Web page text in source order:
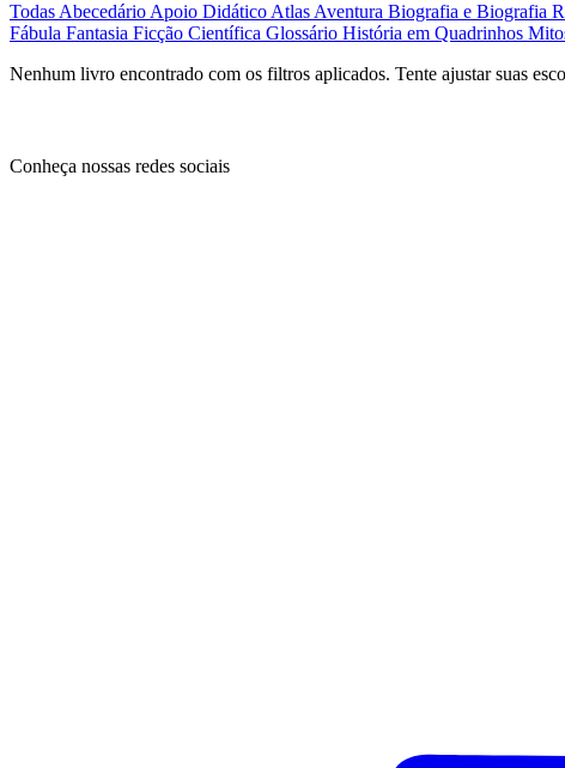
TodasAbecedárioApoio DidáticoAtlasAventura Biografia e Biografia
Fábula Fantasia Ficção Científica Glossário História em Quadrinhos
Nenhum livro encontrado com os filtros aplicados. Tente ajustar suas
Conheça nossas redes sociais